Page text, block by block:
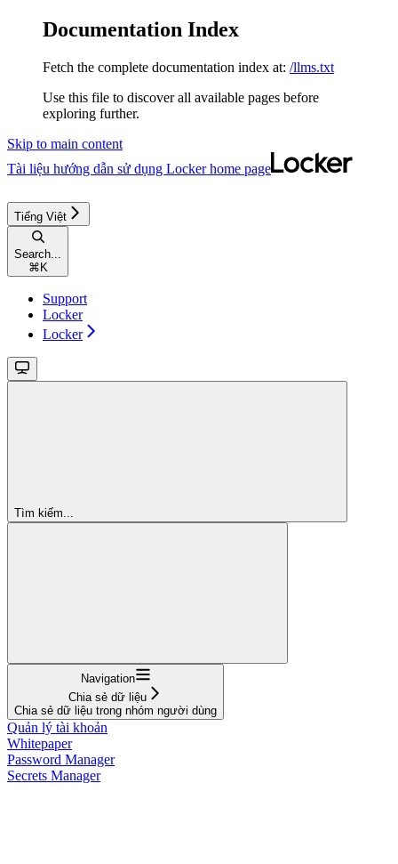
Documentation Index
Fetch the complete documentation index at: /llms.txt
Use this file to discover all available pages before
exploring further.
Skip to main content
Tài liệu hướng dẫn sử dụng Lockerhome page
Tiếng Việt
Search...
⌘ K
Support
Locker
Locker
Tìm kiếm...
Navigation
Chia sẻ dữ liệu
Chia sẻ dữ liệu trong nhóm người dùng
Quản lý tài khoản
Whitepaper
Password Manager
Secrets Manager